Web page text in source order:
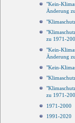
"Kein-
Änderung
zu 1971-
"Kein-
Änderung
"Kein-
zu 1971-
1971-2000
1991-2020